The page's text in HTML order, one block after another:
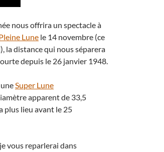
nous offrira un spectacle à
Lune le 14 novembre (ce
la distance qui nous séparera
depuis le 26 janvier 1948.
Super Lune
apparent de 33,5
plus lieu avant le 25
vous reparlerai dans